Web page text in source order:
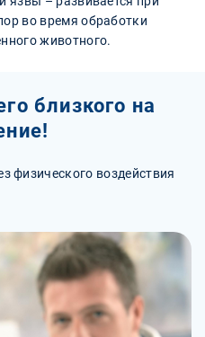
во время обработки
животного.
близкого на
физического воздействия